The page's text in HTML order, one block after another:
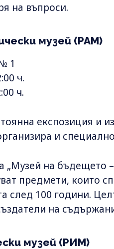
на въпроси.
музей (РАМ)
1
ч.
ч.
експозиция и
и
„Музей на бъдещето
предмети, които
след 100 години.
на
музей (РИМ)